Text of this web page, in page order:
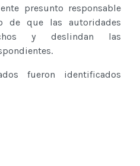
presunto responsable
de que las autoridades
y deslindan las
fueron identificados